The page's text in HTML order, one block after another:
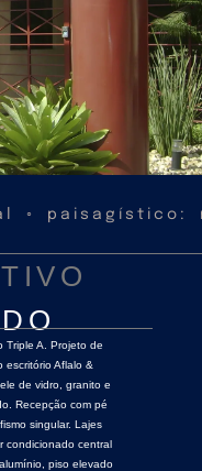
◦ paisagístico:
Triple A. Projeto de
escritório Aflalo &
de vidro, granito e
Recepção com pé
singular. Lajes
condicionado central
piso elevado